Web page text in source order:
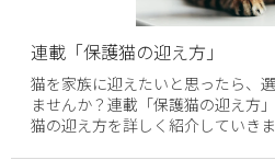
連載「保護猫の迎え方」
猫を家族に迎えたいと思ったら、
ませんか？連載「保護猫の迎え方
猫の迎え方を詳しく紹介していきま